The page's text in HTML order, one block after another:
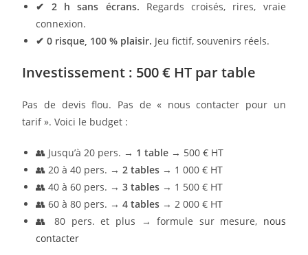
✔ 2 h sans écrans. Regards croisés, rires, vraie
connexion.
✔ 0 risque, 100 % plaisir. Jeu fictif, souvenirs réels.
Investissement : 500 € HT par table
Pas de devis flou. Pas de « nous contacter pour un
tarif ». Voici le budget :
👥 Jusqu’à 20 pers. → 1 table → 500 € HT
👥 20 à 40 pers. →2 tables → 1 000 € HT
👥 40 à 60 pers. →3 tables → 1 500 € HT
👥 60 à 80 pers. →4 tables → 2 000 € HT
👥 80 pers. et plus → formule sur mesure, nous
contacter